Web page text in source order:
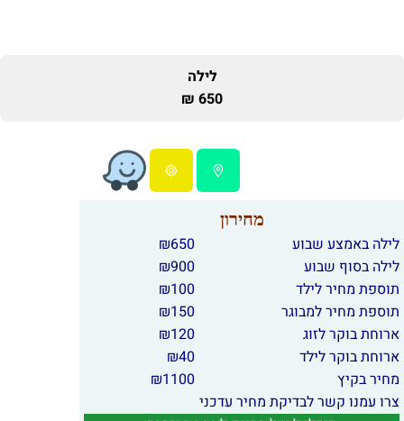
לילה
650 ₪
מחירון
לילה באמצע שבוע 650
₪
לילה בסוף שבוע
900
₪
תוספת מחיר לילד
100
₪
תוספת מחיר למבוגר
150
₪
ארוחת בוקר לזוג
120
₪
ארוחת בוקר לילד
40
₪
מחיר בקיץ
1100
₪
צרו עמנו קשר לבדיקת מחיר עדכני